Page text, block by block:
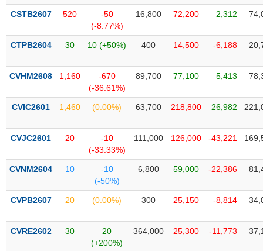
kỹ
Hồ
doanh
nghiệp
Tin
tức
kiện
CSTB2607 520
-50
(-8.77%)
16,800 72,200 2,312
CTPB2604 30 10 (+50%) 400 14,500 -6,188
CVHM2608 1,160
-670
(-36.61%)
89,700 77,100 5,413
CVIC2601 1,460 (0.00%) 63,700 218,800 26,982
CVJC2601 20
-10
(-33.33%)
111,000 126,000 -43,221
CVNM2604 10
-10
(-50%)
6,800 59,000 -22,386
CVPB2607 20 (0.00%) 300 25,150 -8,814
CVRE2602 30
20
(+200%)
364,000 25,300 -11,773
SECTOR
NĂNG
NGUYÊN
LIỆU
CÔNG